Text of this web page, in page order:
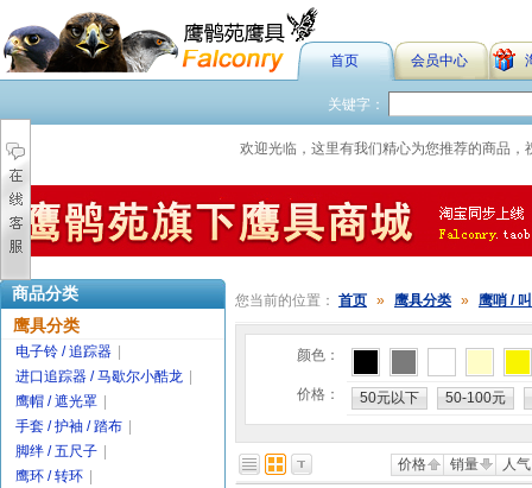
首页 会员中心
关键字：
欢迎光临，这里有我们精心为您推荐的商品，
商品分类
鹰具分类
电子铃 / 追踪器
进口追踪器 / 马歇尔小酷龙
鹰帽 / 遮光罩
手套 / 护袖 / 踏布
脚绊 / 五尺子
鹰环 / 转环
您当前的位置： 首页 » 鹰具分类 » 鹰哨 /
颜色：
价格： 50元以下 50-100元
价格 销量 人气